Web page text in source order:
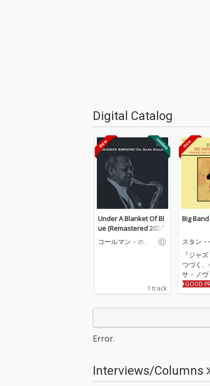
Digital Catalog
Under A Blanket Of Bl
ue (Remastered 2026)
コールマン・ホー
1 track
Big
スタン
『ジャ
つづく
サ・ノヴ
第2弾。
スタン
ー・セッ
に展開
GOOD
Error.
Interviews/Columns